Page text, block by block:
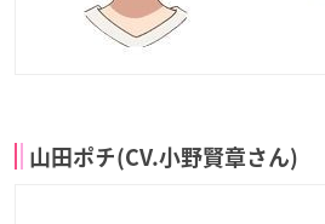
山田ポチ(CV.小野賢章さん)